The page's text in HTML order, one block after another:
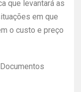
que levantará as
em que
o custo e preço